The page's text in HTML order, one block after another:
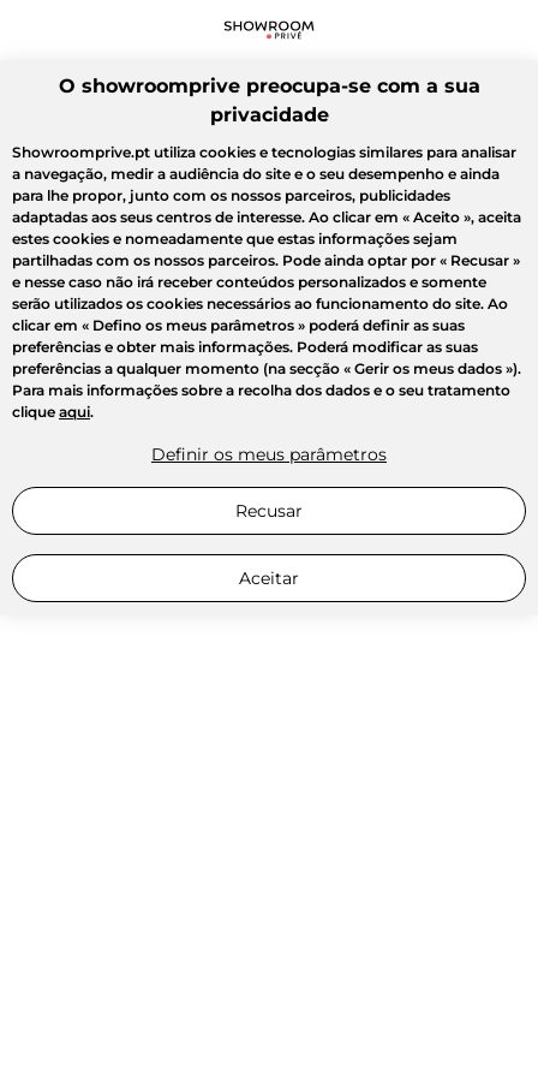
O showroomprive preocupa-se com a sua
privacidade
Showroomprive.pt utiliza cookies e tecnologias similares para analisar
a navegação, medir a audiência do site e o seu desempenho e ainda
para lhe propor, junto com os nossos parceiros, publicidades
adaptadas aos seus centros de interesse. Ao clicar em « Aceito », aceita
estes cookies e nomeadamente que estas informações sejam
partilhadas com os nossos parceiros. Pode ainda optar por « Recusar »
e nesse caso não irá receber conteúdos personalizados e somente
serão utilizados os cookies necessários ao funcionamento do site. Ao
clicar em « Defino os meus parâmetros » poderá definir as suas
preferências e obter mais informações. Poderá modificar as suas
preferências a qualquer momento (na secção « Gerir os meus dados »).
Para mais informações sobre a recolha dos dados e o seu tratamento
clique aqui.
Definir os meus parâmetros
Recusar
Aceitar